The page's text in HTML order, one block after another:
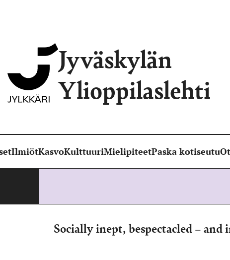
Jyväskylän
Ylioppilaslehti
IlmiötKasvoKulttuuriMielipiteetPaska kotiseutu
Socially inept, bespectacled –